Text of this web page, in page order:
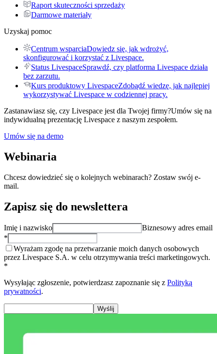
Raport skuteczności sprzedaży
Darmowe materiały
Uzyskaj pomoc
Centrum wsparciaDowiedz się, jak wdrożyć,
skonfigurować i korzystać z Livespace.
Status LivespaceSprawdź, czy platforma Livespace działa
bez zarzutu.
Kurs produktowy LivespaceZdobądź wiedzę, jak najlepiej
wykorzystywać Livespace w codziennej pracy.
Zastanawiasz się, czy Livespace jest dla Twojej firmy?Umów się na
indywidualną prezentację Livespace z naszym zespołem.
Umów się na demo
Webinaria
Chcesz dowiedzieć się o kolejnych webinarach? Zostaw swój e-
mail.
Zapisz się do newslettera
Imię i nazwisko
Biznesowy adres email
*
Wyrażam zgodę na przetwarzanie moich danych osobowych
przez Livespace S.A. w celu otrzymywania treści marketingowych.
*
Wysyłając zgłoszenie, potwierdzasz zapoznanie się z Polityką
prywatności.
Wyślij